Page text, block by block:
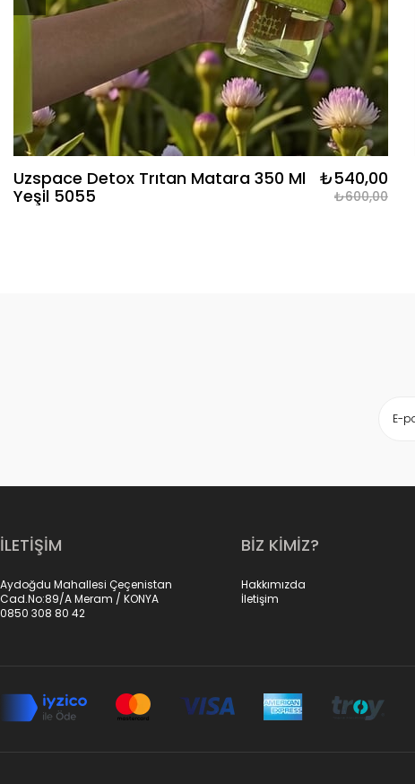
Uzspace Detox Trıtan Matara 350 Ml
Yeşil 5055
₺540,00
₺600,00
İLETİŞİM
Aydoğdu Mahallesi Çeçenistan
Cad.No:89/A Meram / KONYA
0850 308 80 42
BİZ KİMİZ?
Hakkımızda
İletişim